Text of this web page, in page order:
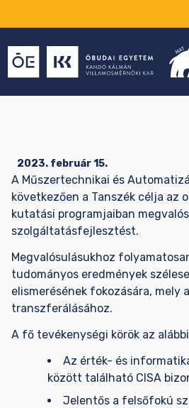
2023. február 15.
A Műszertechnikai és
következően a Tanszék célja az
kutatási programjaiban
szolgáltatásfejlesztést.
Megvalósulásukhoz
tudományos eredmények
elismerésének fokozására,
transzferálásához.
A fő tevékenységi körök az
Az érték- és
között található CISA
Jelentős a felsőfokú